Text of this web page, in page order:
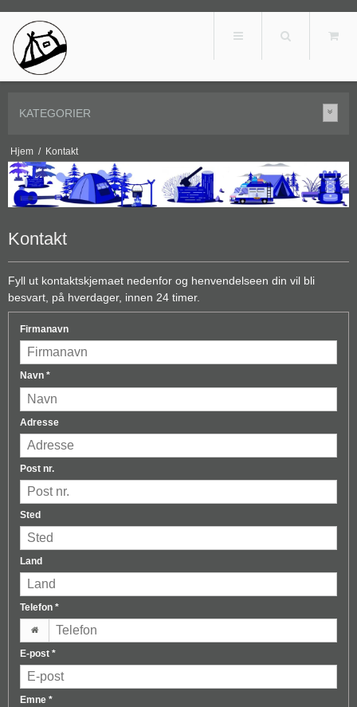
KATEGORIER
Hjem / Kontakt
Kontakt
Fyll ut kontaktskjemaet nedenfor og henvendelseen din vil bli
besvart, på hverdager, innen 24 timer.
Firmanavn
Navn *
Adresse
Post nr.
Sted
Land
Telefon *
E-post *
Emne *